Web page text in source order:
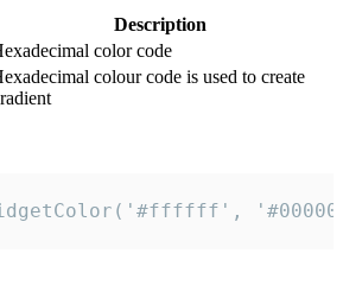
Description
color code
colour code is used to create